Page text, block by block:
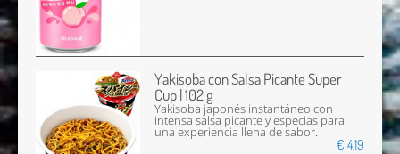
Yakisoba con Salsa Picante Super
Cup | 102 g
Yakisoba japonés instantáneo con
intensa salsa picante y especias para
una experiencia llena de sabor.
€ 4,19